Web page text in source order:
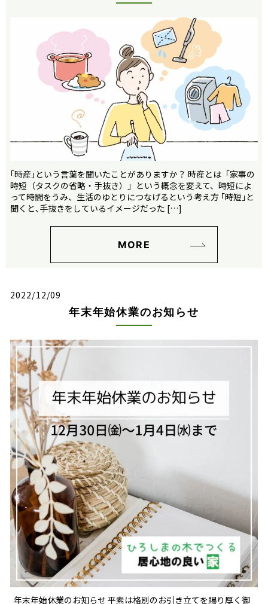
｢時産｣という言葉を聞いたことがありますか？ 時産とは「家事の
時短（タスクの省略・手抜き）」という概念を変えて、時短によ
って時間をうみ、生活のゆとりにつなげるという考え方 ｢時短｣と
聞くと､手抜きをしているイメージだった […]
MORE
2022/12/09
年末年始休業のお知らせ
年末年始休業のお知らせ 平素は格別のお引き立てを賜り厚く御